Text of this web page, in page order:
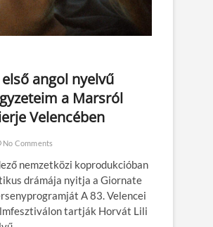
angol nyelvű
a Marsról
Velencében
No Comments
nemzetközi koprodukcióban
drámája nyitja a Giornate
A 83. Velencei
tartják Horvát Lili